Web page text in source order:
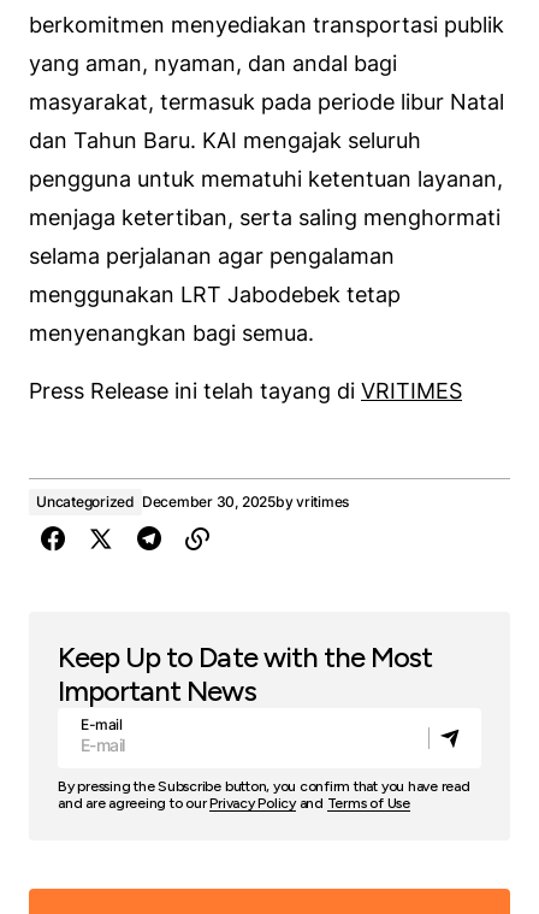
berkomitmen menyediakan transportasi publik
yang aman, nyaman, dan andal bagi
masyarakat, termasuk pada periode libur Natal
dan Tahun Baru. KAI mengajak seluruh
pengguna untuk mematuhi ketentuan layanan,
menjaga ketertiban, serta saling menghormati
selama perjalanan agar pengalaman
menggunakan LRT Jabodebek tetap
menyenangkan bagi semua.
Press Release ini telah tayang di VRITIMES
Uncategorized December 30, 2025byvritimes
Keep Up to Date with the Most
Important News
E-mail
By pressing the Subscribe button, you confirm that you have read
and are agreeing to ourPrivacy Policyand Terms of Use